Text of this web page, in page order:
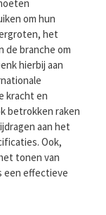
om hun
het
de branche om
hierbij aan
kracht en
betrokken raken
aan het
Ook,
tonen van
een effectieve